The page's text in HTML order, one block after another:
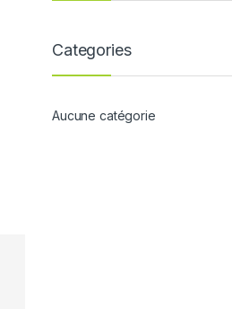
Categories
Aucune catégorie